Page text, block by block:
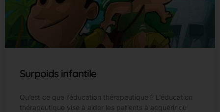
Surpoids infantile
Qu’est ce que l’éducation thérapeutique ? L’éducation
thérapeutique vise à aider les patients à acquérir ou